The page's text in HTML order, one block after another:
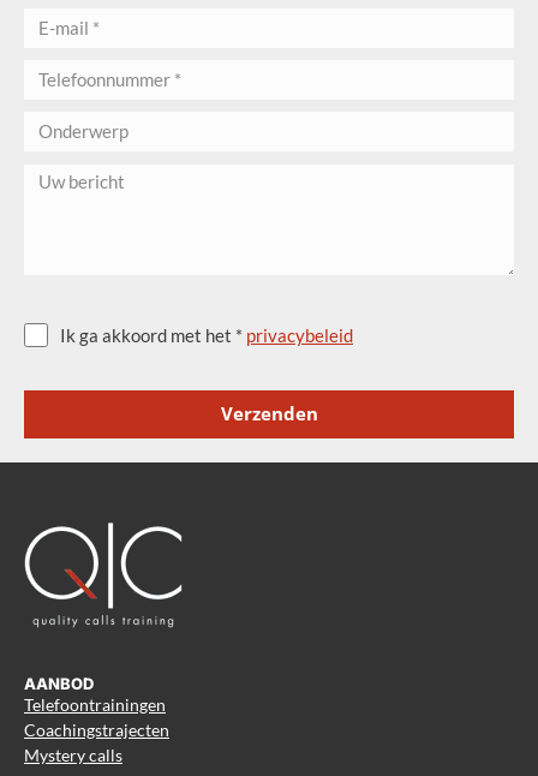
Ik ga akkoord met het * privacybeleid
Verzenden
AANBOD
Telefoontrainingen
Coachingstrajecten
Mystery calls